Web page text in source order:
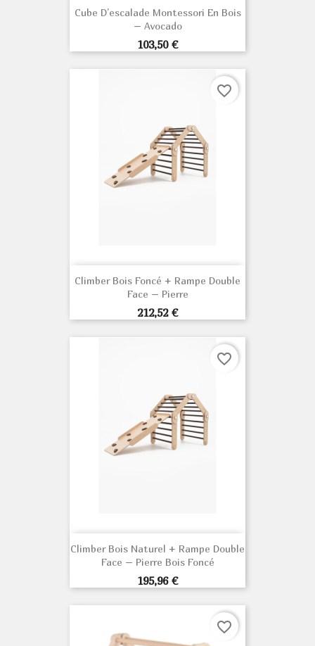
Cube D’escalade Montessori En Bois
– Avocado
Prix
103,50 €
Climber Bois Foncé + Rampe Double
Face – Pierre
Prix
212,52 €
favorite_border
Climber Bois Naturel + Rampe Double
Face – Pierre Bois Foncé
Prix
195,96 €
favorite_border
favorite_border